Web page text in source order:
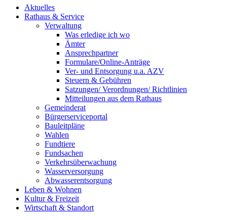
Aktuelles
Rathaus & Service
Verwaltung
Was erledige ich wo
Ämter
Ansprechpartner
Formulare/Online-Anträge
Ver- und Entsorgung u.a. AZV
Steuern & Gebühren
Satzungen/ Verordnungen/ Richtlinien
Mitteilungen aus dem Rathaus
Gemeinderat
Bürgerserviceportal
Bauleitpläne
Wahlen
Fundtiere
Fundsachen
Verkehrsüberwachung
Wasserversorgung
Abwasserentsorgung
Leben & Wohnen
Kultur & Freizeit
Wirtschaft & Standort